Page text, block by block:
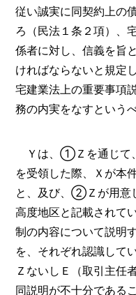
従い誠実に同契約上の
ろ（民法１条２項）、
係者に対し、信義を旨
ければならないと規定
宅建業法上の重要事項
務の内実をなすという
Ｙは、①Ｚを通じて
を受領した際、Ｘが本
と、及び、②Ｚが用意
高度地区と記載されて
制の内容について説明
を、それぞれ認識して
ＺないしＥ（取引主任
同説明が不十分である